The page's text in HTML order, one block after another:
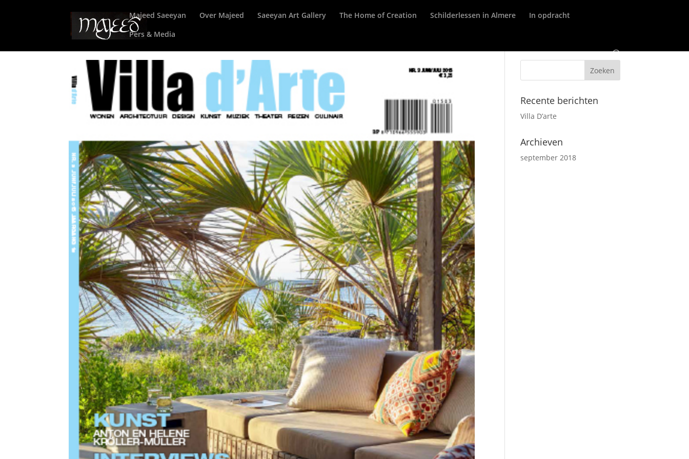
Majeed Saeeyan Over Majeed Saeeyan Art Gallery The Home of Creation Schilderlessen in Almere
In opdracht
Pers & Media
Recente berichten
Villa D’arte
Archieven
september 2018